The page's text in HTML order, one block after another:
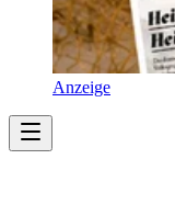
Anzeige